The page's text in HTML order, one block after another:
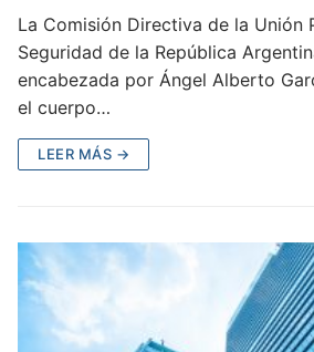
La Comisión Directiva de la Unión
Seguridad de la República
encabezada por Ángel Alberto
el cuerpo…
LEER MÁS →